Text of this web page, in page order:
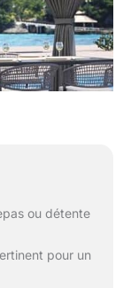
ou détente
pour un